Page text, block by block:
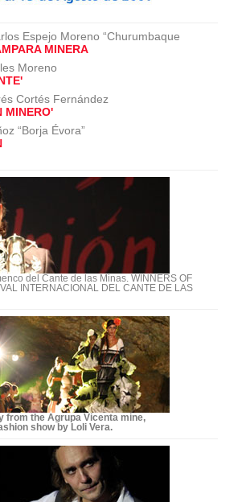
Espejo Moreno “Churumbaque
MINERA
Moreno
Cortés Fernández
MINERO'
“Borja Évora”
del Cante de las Minas. WINNERS OF
INTERNACIONAL DEL CANTE DE LAS
from the Agrupa Vicenta mine,
show by Loli Vera.